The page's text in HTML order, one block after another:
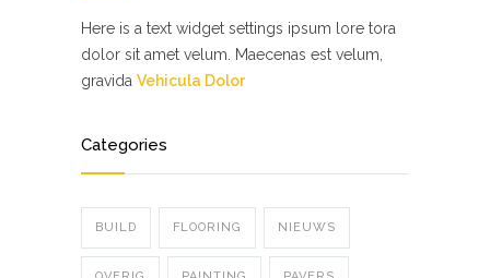
Here is a text widget settings ipsum lore tora
dolor sit amet velum. Maecenas est velum,
gravida Vehicula Dolor
Categories
BUILD FLOORING NIEUWS